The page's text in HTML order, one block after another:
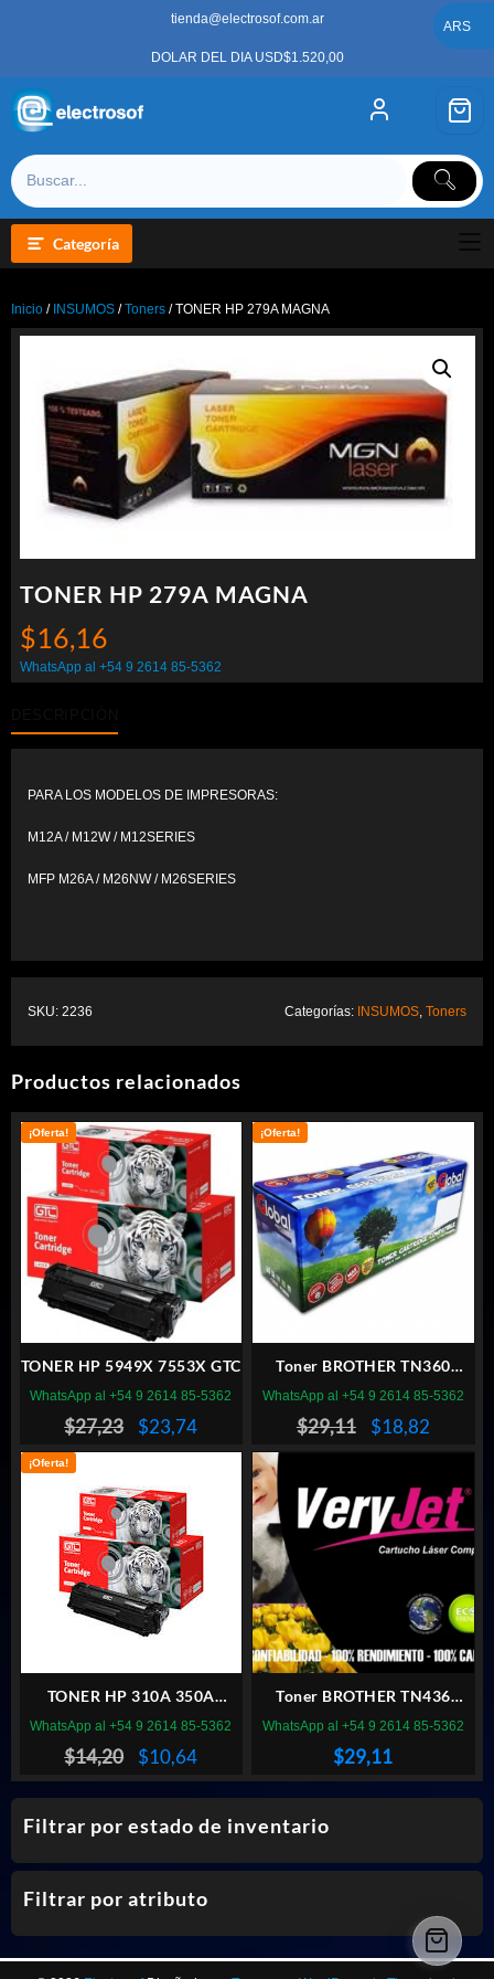
tienda@electrosof.com.ar
DOLAR DEL DIA USD$1.520,00
Categoría
Filtrar por estado de inventario
Filtrar por atributo
Inicio / INSUMOS /Toners / TONER HP 279A MAGNA
TONER HP 279A MAGNA
$16,16
WhatsApp al +54 9 2614 85-5362
PARA LOS MODELOS DE IMPRESORAS:
M12A / M12W / M12SERIES
MFP M26A / M26NW / M26SERIES
SKU: 2236 Categorías: INSUMOS, Toners
Productos relacionados
¡Oferta!
TONER HP 5949X 7553X GTC
$27,23
El
precio
era:
$27,23.
$23,74El
precio
$23,74.
WhatsApp al +54 9 2614 85-5362
¡Oferta!
Toner BROTHER TN360
PREMIUM
$29,11
El
precio
era:
$29,11.
$18,82El
precio
es:
$18,82.
WhatsApp al +54 9 2614 85-5362
¡Oferta!
TONER HP 310A 350A
NEGRO GTC
$14,20
El
precio
original
era:
$10,64El
precio
actual
es:
WhatsApp al +54 9 2614 85-5362
Toner BROTHER TN436
VERYJET LH436
$29,11
WhatsApp al +54 9 2614 85-5362
ARS